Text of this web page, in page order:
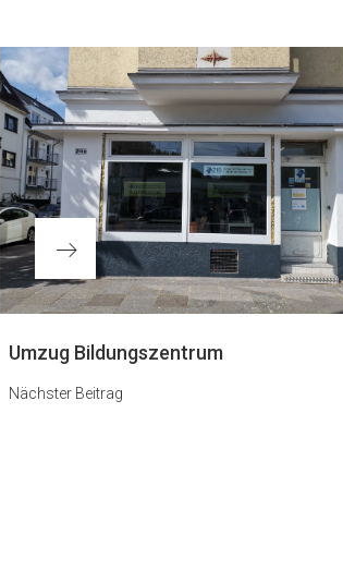
Nächster
Umzug Bildungszentrum
Nächster Beitrag